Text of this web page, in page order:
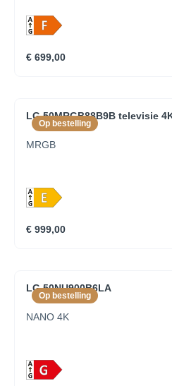
€ 699,00
Op bestelling
LG 50MRGB88B9B televisie
MRGB
€ 999,00
Op bestelling
LG 50NU900B6LA
NANO 4K